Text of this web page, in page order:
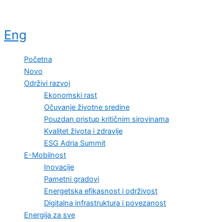
Eng
Početna
Novo
Održivi razvoj
Ekonomski rast
Očuvanje životne sredine
Pouzdan pristup kritičnim sirovinama
Kvalitet života i zdravlje
ESG Adria Summit
E-Mobilnost
Inovacije
Pametni gradovi
Energetska efikasnost i održivost
Digitalna infrastruktura i povezanost
Energija za sve